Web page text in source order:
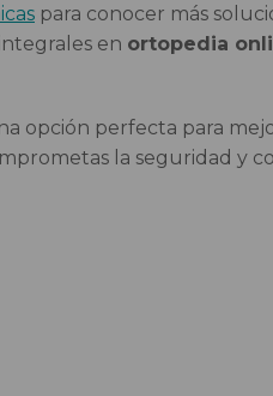
para conocer más
en ortopedia
opción perfecta para
la seguridad y